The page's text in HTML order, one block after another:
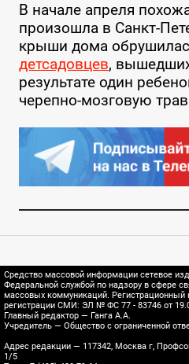
В начале апреля
произошла в Санкт-
крыши дома
детсадовцев,
результате один
черепно-мозговую
Средство массовой информации сетевое
Федеральной службой по надзору в сфере
массовых коммуникаций. Регистрационный
регистрации СМИ: ЭЛ № ФС 77 - 83746 от
Главный редактор — Ганга А.А.
Учредитель — Общество с ограниченной
Адрес редакции — 117342, Москва г,
1/5